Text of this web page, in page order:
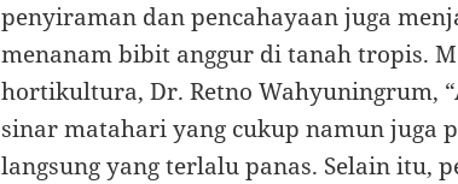
penyiraman dan pencahayaan juga
menanam bibit anggur di tanah tropis.
hortikultura, Dr. Retno Wahyuningrum,
sinar matahari yang cukup namun juga
langsung yang terlalu panas. Selain itu,